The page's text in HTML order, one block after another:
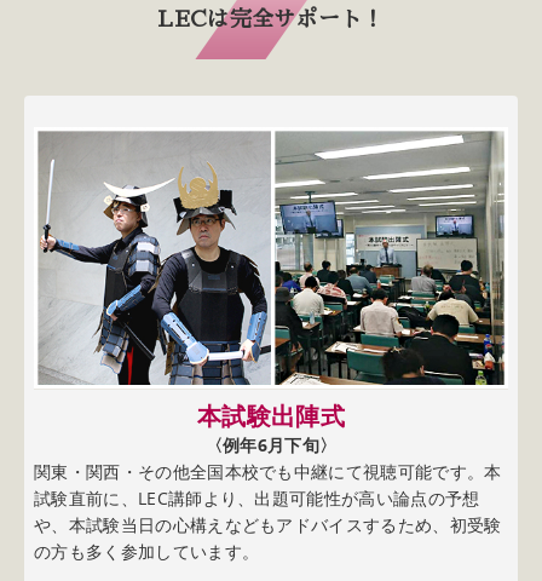
LECは完全サポート！
校でも中継にて視聴可能です。本
、出題可能性が高い論点の予想
どもアドバイスするため、初受験
す。
本試験明け1週間後に、試験
データの基に合格推定点を
みんなで食べるランチ会など